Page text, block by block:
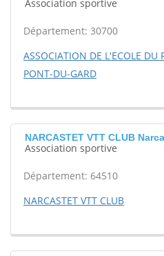
Association sportive
Département: 30700
ASSOCIATION DE L'ECOLE DU
PONT-DU-GARD
NARCASTET VTT CLUB
Association sportive
Département: 64510
NARCASTET VTT CLUB